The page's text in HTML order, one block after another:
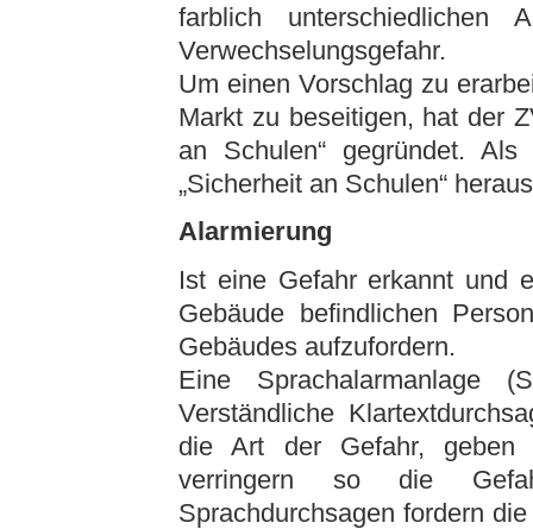
farblich unterschiedlichen
Verwechselungsgefahr.
Um einen Vorschlag zu
Markt zu beseitigen, hat der
an Schulen“ gegründet.
„Sicherheit an Schulen“
Alarmierung
Ist eine Gefahr erkannt und
Gebäude befindlichen
Gebäudes aufzufordern.
Eine Sprachalarmanlage
Verständliche
die Art der Gefahr, geben
verringern so die
Sprachdurchsagen fordern